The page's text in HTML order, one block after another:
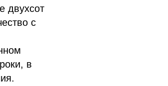
двухсот
с
в